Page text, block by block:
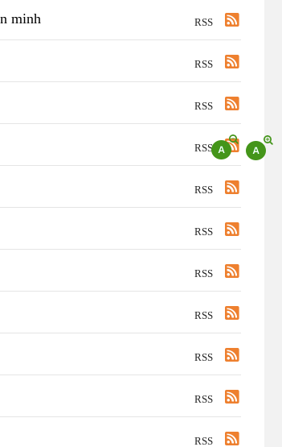
minh RSS
RSS
RSS
RSS
RSS
RSS
RSS
RSS
RSS
RSS
RSS